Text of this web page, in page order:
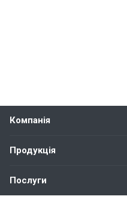
Компанія
Продукція
Послуги